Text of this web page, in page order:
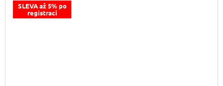
SLEVA až 5% po
registraci